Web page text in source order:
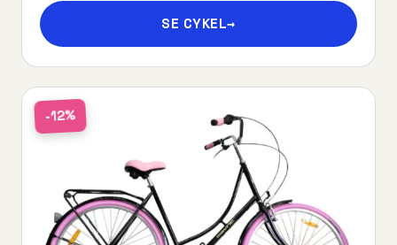
SE CYKEL→
-12%